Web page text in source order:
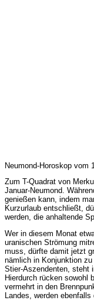
Neumond-Horoskop vom
Zum T-Quadrat von
Januar-Neumond.
genießen kann, indem
Kurzurlaub entschließt,
werden, die anhaltende
Wer in diesem Monat
uranischen Strömung
muss, dürfte damit jetzt
nämlich in Konjunktion
Stier-Aszendenten, steht
Hierdurch rücken sowohl
vermehrt in den
Landes, werden